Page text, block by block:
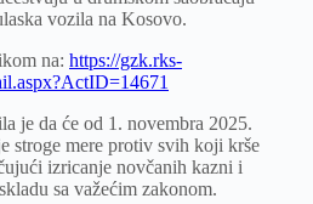
vozila na Kosovo.
na: https://gzk.rks-
je da će od 1. novembra 2025.
stroge mere protiv svih koji krše
izricanje novčanih kazni i
sa važećim zakonom.